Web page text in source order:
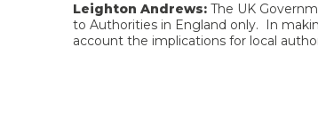
Leighton Andrews: The UK
to Authorities in England only. In
account the implications for local